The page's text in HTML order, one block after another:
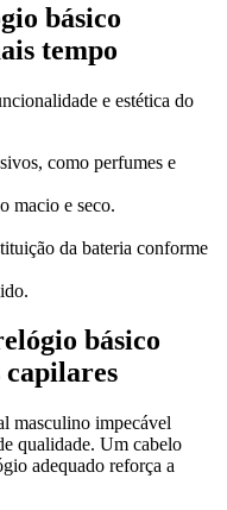
básico
tempo
e estética do
como perfumes e
macio e seco.
da bateria conforme
básico
capilares
masculino impecável
qualidade. Um cabelo
adequado reforça a